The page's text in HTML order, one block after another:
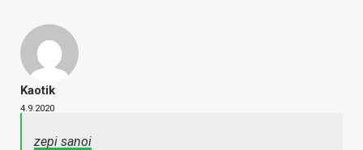
Kaotik
4.9.2020
zepi sanoi